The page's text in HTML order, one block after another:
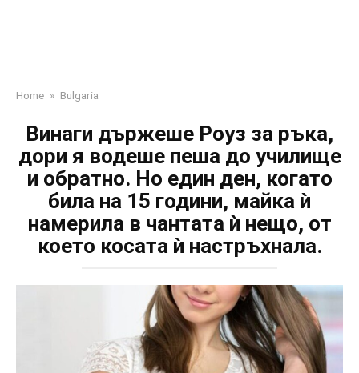
Home » Bulgaria
Винаги държеше Роуз за ръка,
дори я водеше пеша до училище
и обратно. Но един ден, когато
била на 15 години, майка ѝ
намерила в чантата ѝ нещо, от
което косата ѝ настръхнала.